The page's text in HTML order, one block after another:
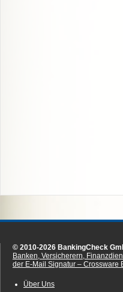
© 2010-2026 BankingCheck
Banken, Versicherern,
der E-Mail Signatur – Crossware
Über Uns